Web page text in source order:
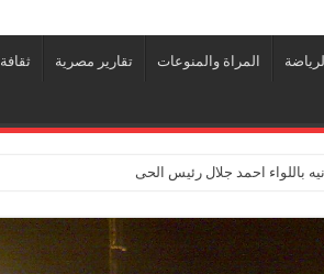
الرياضة المراة والمنوعات تقارير مصرية ثقافة
باللواء احمد جلال رئيس الحى